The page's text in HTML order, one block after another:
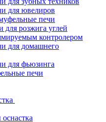
для ювелиров
печи
для розжига углей
контролером
для домашнего
для фьюзинга
печи